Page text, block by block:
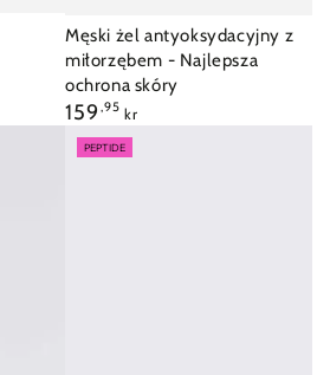
Męski żel antyoksydacyjny z
miłorzębem - Najlepsza
ochrona skóry
Cena
159 ,95 kr
PEPTIDE